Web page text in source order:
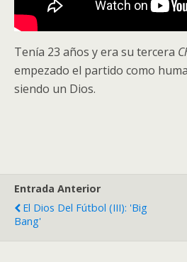
Tenía 23 años y era su tercera
empezado el partido como
siendo un Dios.
Entrada Anterior
El Dios Del Fútbol (III): 'Big
Bang'